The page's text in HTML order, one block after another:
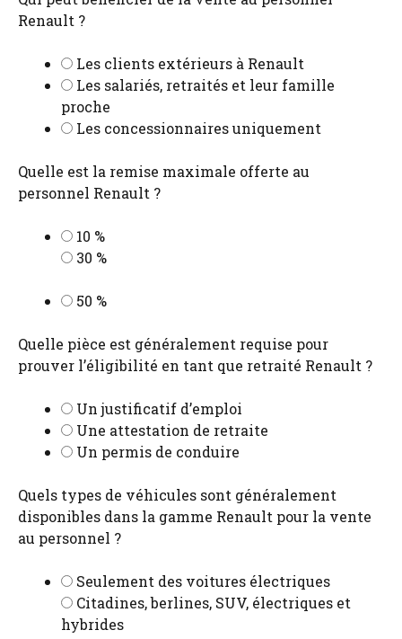
Renault ?
Les clients extérieurs à Renault
Les salariés, retraités et leur famille
proche
Les concessionnaires uniquement
Quelle est la remise maximale offerte au
personnel Renault ?
10 %
30 %
50 %
Quelle pièce est généralement requise pour
prouver l’éligibilité en tant que retraité Renault ?
Un justificatif d’emploi
Une attestation de retraite
Un permis de conduire
Quels types de véhicules sont généralement
disponibles dans la gamme Renault pour la vente
au personnel ?
Seulement des voitures électriques
Citadines, berlines, SUV, électriques et
hybrides